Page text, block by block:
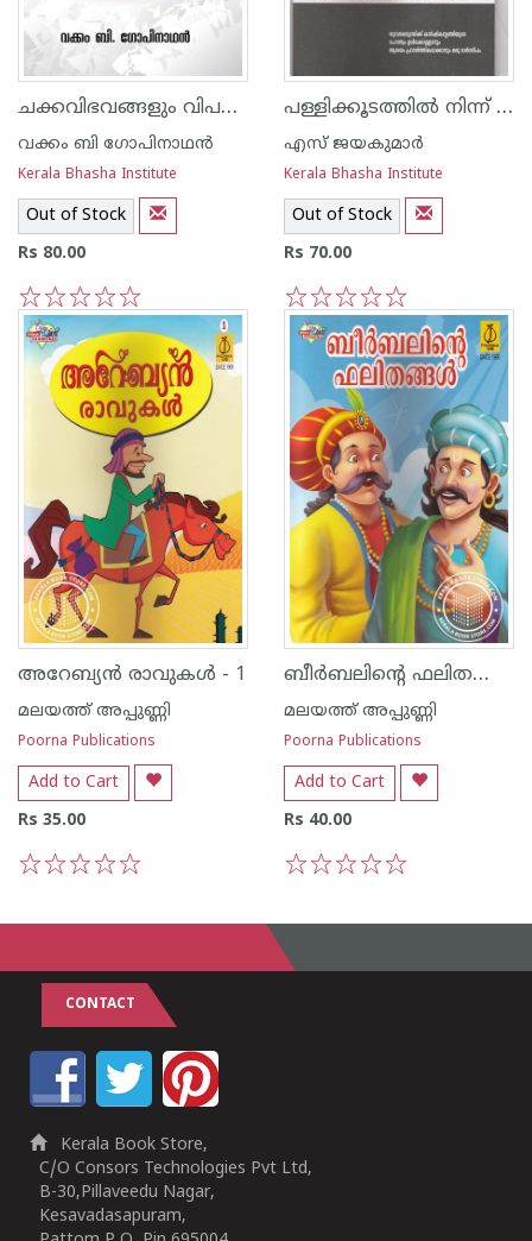
ചക്കവിഭവങ്ങളും വിപണവും
വക്കം ബി ഗോപിനാഥന്‍
Kerala Bhasha Institute
Out of Stock
Rs 80.00
5
4
3
2
1
പള്ളിക്കൂടത്തില്‍ നിന്ന് പാടത്തേക്ക്
എസ് ജയകുമാര്‍
Kerala Bhasha Institute
Out of Stock
Rs 70.00
5
4
3
2
1
അറേബ്യന്‍ രാവുകള്‍ - 1
മലയത്ത് അപ്പുണ്ണി
Poorna Publications
Add to Cart
Rs 35.00
ബീര്‍ബലിന്റെ ഫലിതങ്ങള്‍
മലയത്ത് അപ്പുണ്ണി
Poorna Publications
Add to Cart
Rs 40.00
CONTACT
Kerala Book Store,
C/O Consors Technologies Pvt Ltd,
B-30,Pillaveedu Nagar,
Kesavadasapuram,